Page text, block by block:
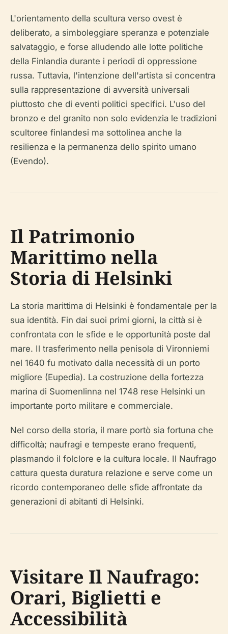
L'orientamento della scultura verso ovest è
deliberato, a simboleggiare speranza e potenziale
salvataggio, e forse alludendo alle lotte politiche
della Finlandia durante i periodi di oppressione
russa. Tuttavia, l'intenzione dell'artista si concentra
sulla rappresentazione di avversità universali
piuttosto che di eventi politici specifici. L'uso del
bronzo e del granito non solo evidenzia le tradizioni
scultoree finlandesi ma sottolinea anche la
resilienza e la permanenza dello spirito umano
(Evendo).
Il Patrimonio
Marittimo nella
Storia di Helsinki
La storia marittima di Helsinki è fondamentale per la
sua identità. Fin dai suoi primi giorni, la città si è
confrontata con le sfide e le opportunità poste dal
mare. Il trasferimento nella penisola di Vironniemi
nel 1640 fu motivato dalla necessità di un porto
migliore (Eupedia). La costruzione della fortezza
marina di Suomenlinna nel 1748 rese Helsinki un
importante porto militare e commerciale.
Nel corso della storia, il mare portò sia fortuna che
difficoltà; naufragi e tempeste erano frequenti,
plasmando il folclore e la cultura locale. Il Naufrago
cattura questa duratura relazione e serve come un
ricordo contemporaneo delle sfide affrontate da
generazioni di abitanti di Helsinki.
Visitare Il Naufrago:
Orari, Biglietti e
Accessibilità